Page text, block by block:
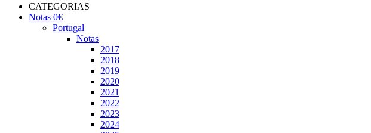
CATEGORIAS
Notas 0€
Portugal
Notas
2017
2018
2019
2020
2021
2022
2023
2024